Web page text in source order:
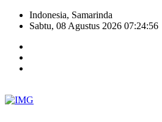
Indonesia, Samarinda
Sabtu, 08 Agustus 2026 07:24:57